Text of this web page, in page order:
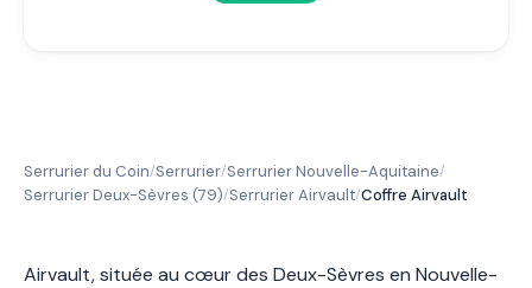
Serrurier du Coin/Serrurier/Serrurier Nouvelle-Aquitaine/
Serrurier Deux-Sèvres (79)/Serrurier Airvault/Coffre Airvault
Airvault, située au cœur des Deux-Sèvres en Nouvelle-